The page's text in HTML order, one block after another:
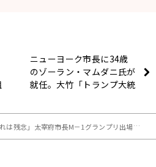
ニューヨーク市長に34歳
のゾーラン・マムダニ氏が
就任。大竹「トランプ大統
返してきてたけど、それの
揺り戻しといえるかも」
は残念」太宰府市長M－1グランプリ出場辞退…落語家・春風亭一蔵が悲しむ